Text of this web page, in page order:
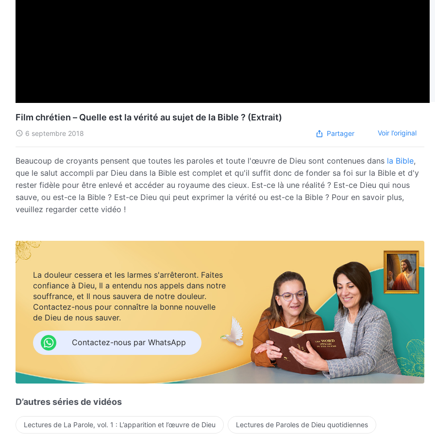
Film chrétien – Quelle est la vérité au sujet de la Bible ? (Extrait)
6 septembre 2018 Partager Voir l’original
Beaucoup de croyants pensent que toutes les paroles et toute l'œuvre de Dieu sont contenues dans la Bible,
que le salut accompli par Dieu dans la Bible est complet et qu'il suffit donc de fonder sa foi sur la Bible et d'y
rester fidèle pour être enlevé et accéder au royaume des cieux. Est-ce là une réalité ? Est-ce Dieu qui nous
sauve, ou est-ce la Bible ? Est-ce Dieu qui peut exprimer la vérité ou est-ce la Bible ? Pour en savoir plus,
veuillez regarder cette vidéo !
La douleur cessera et les larmes s'arrêteront. Faites
confiance à Dieu, Il a entendu nos appels dans notre
souffrance, et Il nous sauvera de notre douleur.
Contactez-nous pour connaître la bonne nouvelle
de Dieu de nous sauver.
Contactez-nous par WhatsApp
D’autres séries de vidéos
Lectures de La Parole, vol. 1 : L’apparition et l’œuvre de Dieu Lectures de Paroles de Dieu quotidiennes